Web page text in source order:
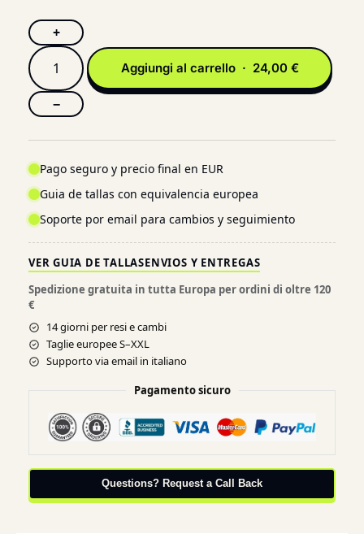
+
−
Aggiungi al carrello · 24,00 €
Pago seguro y precio final en EUR
Guia de tallas con equivalencia europea
Soporte por email para cambios y seguimiento
VER GUIA DE TALLASENVIOS Y ENTREGAS
Spedizione gratuita in tutta Europa per ordini di oltre 120
€
14 giorni per resi e cambi
Taglie europee S–XXL
Supporto via email in italiano
Pagamento sicuro
Questions? Request a Call Back